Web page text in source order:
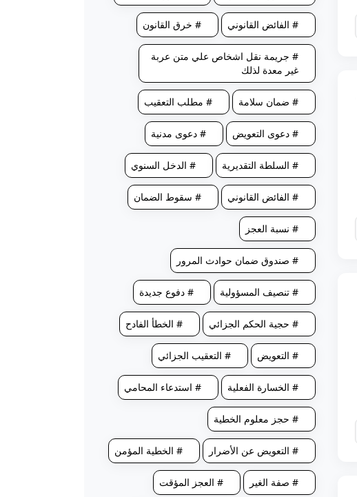
# الفائض القانوني # خرق القانون
# جريمة نقل اشخاص علي متن عربة
غير معدة لذلك
# ضمان سلامة # مطلب التعقيب
# دعوى التعويض # دعوى مدنية
# السلطة التقديرية # الدخل السنوي
# الفائض القانوني # سقوط الضمان
# نسبة العجز
# صندوق ضمان حوادث المرور
# تنصيف المسؤولية # دفوع جديدة
# حجية الحكم الجزائي # الخطأ الفادح
# التعويض # التعقيب الجزائي
# الخسارة الفعلية # استدعاء المحامي
# حجز معلوم الخطية
# التعويض عن الأضرار # الخطية المؤمن
# صفة الغير # العجز المؤقت